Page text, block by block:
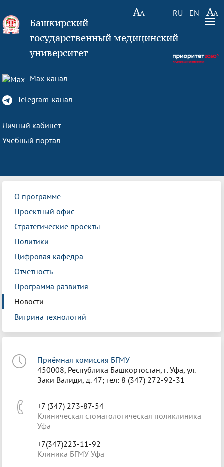
RU EN
Башкирский
государственный медицинский
университет
Max-канал
Telegram-канал
Личный кабинет
Учебный портал
О программе
Проектный офис
Стратегические проекты
Политики
Цифровая кафедра
Отчетность
Программа развития
Новости
Витрина технологий
Приёмная комиссия БГМУ
450008, Республика Башкортостан, г. Уфа, ул.
Заки Валиди, д. 47; тел: 8 (347) 272-92-31
+7 (347) 273-87-54
Клиническая стоматологическая поликлиника
Уфа
+7(347)223-11-92
Клиника БГМУ Уфа